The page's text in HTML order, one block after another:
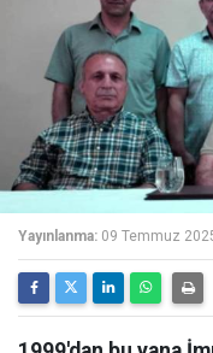
Yayınlanma: 09 Temmuz